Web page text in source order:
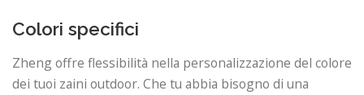
Colori specifici
Zheng offre flessibilità nella personalizzazione del colore
dei tuoi zaini outdoor. Che tu abbia bisogno di una